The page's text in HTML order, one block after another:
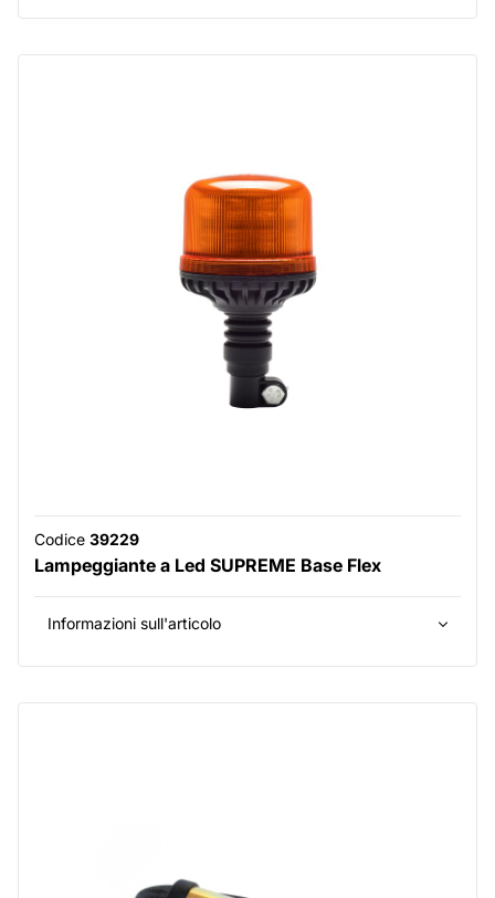
Codice 39229
Lampeggiante a Led SUPREME Base Flex
Informazioni sull'articolo